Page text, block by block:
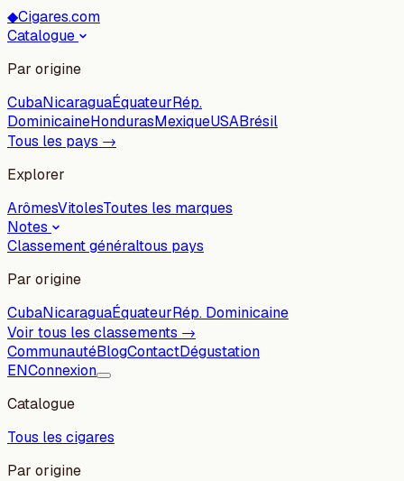
◆Cigares.com
Catalogue
Par origine
CubaNicaraguaÉquateurRép.
DominicaineHondurasMexiqueUSABrésil
Tous les pays →
Explorer
ArômesVitolesToutes les marques
Notes
Classement généraltous pays
Par origine
CubaNicaraguaÉquateurRép. Dominicaine
Voir tous les classements →
CommunautéBlogContactDégustation
ENConnexion
Catalogue
Tous les cigares
Par origine